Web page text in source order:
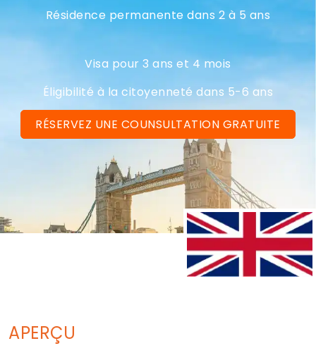
Résidence permanente dans 2 à 5 ans
Visa pour 3 ans et 4 mois
Éligibilité à la citoyenneté dans 5-6 ans
RÉSERVEZ UNE COUNSULTATION GRATUITE
APERÇU